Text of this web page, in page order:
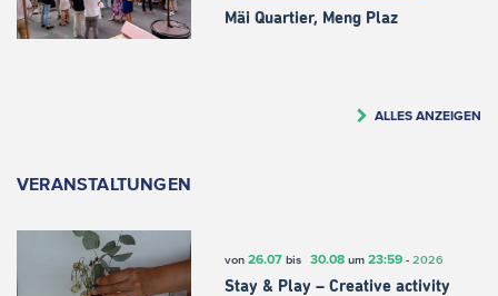
Mäi Quartier, Meng Plaz
ALLES ANZEIGEN
VERANSTALTUNGEN
von 26.07bis 30.08um 23:59- 2026
Stay & Play – Creative activity